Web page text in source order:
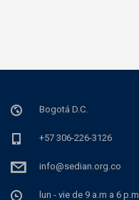
Bogotá D.C.
+57 306-226-3126
info@sedian.org.co
lun - vie de 9 a.m a 6 p.m